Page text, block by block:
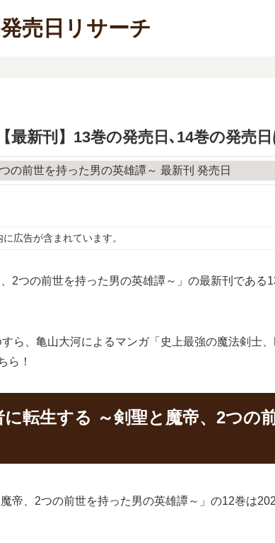
売日リサーチ
新刊】13巻の発売日､14巻の発売
に広告が含まれています。
2つの前世を持った男の英雄譚～」の最新刊である
ら、亀山大河によるマンガ「史上最強の魔法剣士
ら！
転生する ～剣聖と魔帝、2つの
帝、2つの前世を持った男の英雄譚～」の12巻は